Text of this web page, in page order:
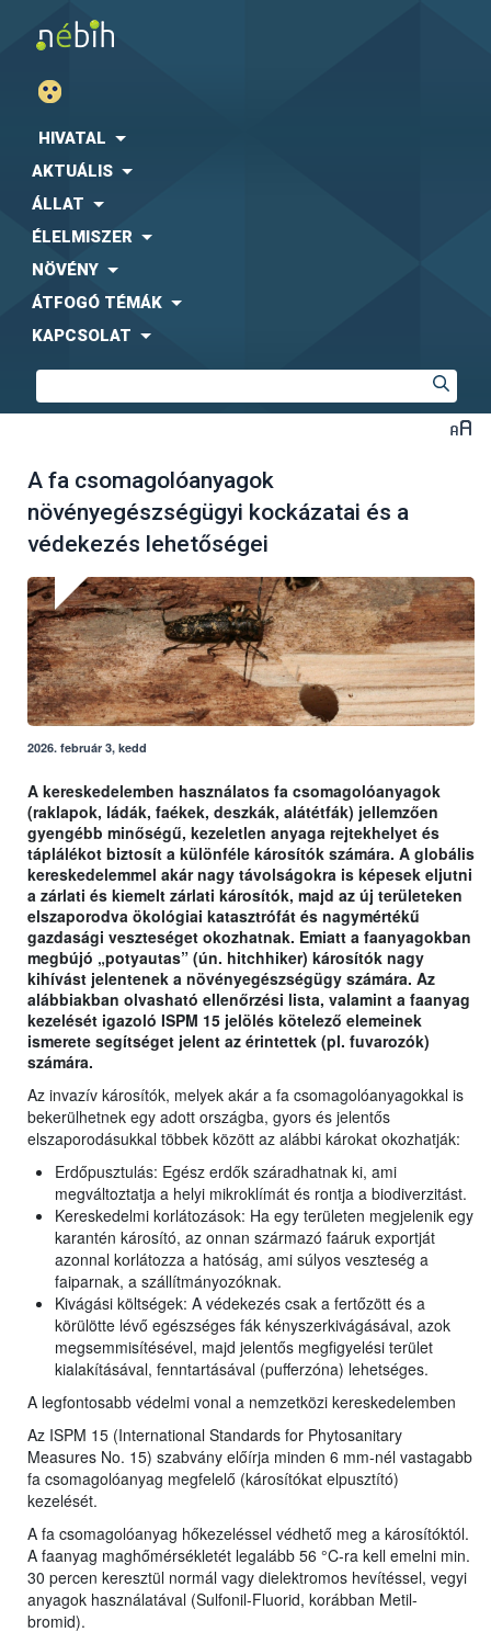
HIVATAL
AKTUÁLIS
ÁLLAT
ÉLELMISZER
NÖVÉNY
ÁTFOGÓ TÉMÁK
KAPCSOLAT
A fa csomagolóanyagok
növényegészségügyi kockázatai és a
védekezés lehetőségei
2026. február 3, kedd
A kereskedelemben használatos fa csomagolóanyagok
(raklapok, ládák, faékek, deszkák, alátétfák) jellemzően
gyengébb minőségű, kezeletlen anyaga rejtekhelyet és
táplálékot biztosít a különféle károsítók számára. A globális
kereskedelemmel akár nagy távolságokra is képesek eljutni
a zárlati és kiemelt zárlati károsítók, majd az új területeken
elszaporodva ökológiai katasztrófát és nagymértékű
gazdasági veszteséget okozhatnak. Emiatt a faanyagokban
megbújó „potyautas” (ún. hitchhiker) károsítók nagy
kihívást jelentenek a növényegészségügy számára. Az
alábbiakban olvasható ellenőrzési lista, valamint a faanyag
kezelését igazoló ISPM 15 jelölés kötelező elemeinek
ismerete segítséget jelent az érintettek (pl. fuvarozók)
számára.
Az invazív károsítók, melyek akár a fa csomagolóanyagokkal is
bekerülhetnek egy adott országba, gyors és jelentős
elszaporodásukkal többek között az alábbi károkat okozhatják:
Erdőpusztulás: Egész erdők száradhatnak ki, ami
megváltoztatja a helyi mikroklímát és rontja a biodiverzitást.
Kereskedelmi korlátozások: Ha egy területen megjelenik egy
karantén károsító, az onnan származó faáruk exportját
azonnal korlátozza a hatóság, ami súlyos veszteség a
faiparnak, a szállítmányozóknak.
Kivágási költségek: A védekezés csak a fertőzött és a
körülötte lévő egészséges fák kényszerkivágásával, azok
megsemmisítésével, majd jelentős megfigyelési terület
kialakításával, fenntartásával (pufferzóna) lehetséges.
A legfontosabb védelmi vonal a nemzetközi kereskedelemben
Az ISPM 15 (International Standards for Phytosanitary
Measures No. 15) szabvány előírja minden 6 mm-nél vastagabb
fa csomagolóanyag megfelelő (károsítókat elpusztító)
kezelését.
A fa csomagolóanyag hőkezeléssel védhető meg a károsítóktól.
A faanyag maghőmérsékletét legalább 56 °C-ra kell emelni min.
30 percen keresztül normál vagy dielektromos hevítéssel, vegyi
anyagok használatával (Sulfonil-Fluorid, korábban Metil-
bromid).